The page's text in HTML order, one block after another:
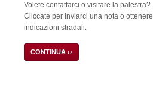
Volete contattarci o visitare la palestra?
Cliccate per inviarci una nota o ottenere
indicazioni stradali.
CONTINUA ››